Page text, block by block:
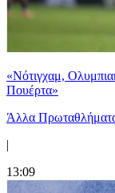
«Νότιγχαμ,
Πουέρτα»
Άλλα
|
13:09